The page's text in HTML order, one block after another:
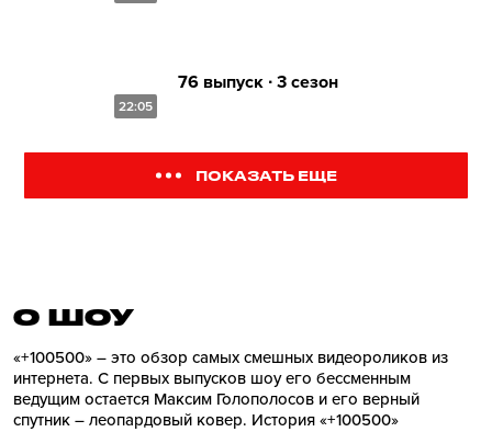
22:05
76 выпуск ∙ 3 сезон
ПОКАЗАТЬ ЕЩЕ
О ШОУ
«+100500» – это обзор самых смешных видеороликов из
интернета. С первых выпусков шоу его бессменным
ведущим остается Максим Голополосов и его верный
спутник – леопардовый ковер. История «+100500»